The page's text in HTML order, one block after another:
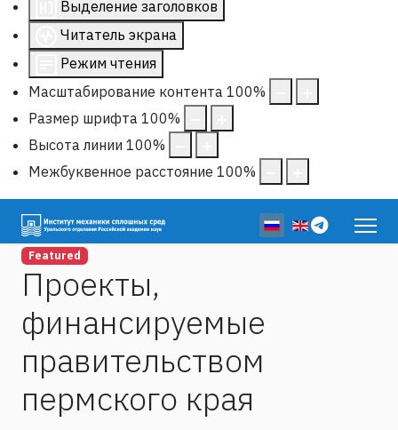
Выделение заголовков
Читатель экрана
Режим чтения
Масштабирование контента 100%
Размер шрифта 100%
Высота линии 100%
Межбуквенное расстояние 100%
Выберите язык
Featured
Проекты,
финансируемые
правительством
пермского края